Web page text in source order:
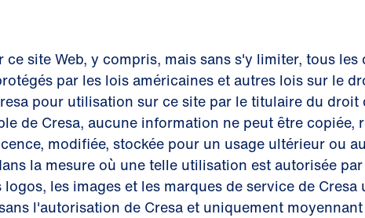
site Web, y compris, mais sans s'y limiter, tous
par les lois américaines et autres lois sur le
pour utilisation sur ce site par le titulaire du
de Cresa, aucune information ne peut être
modifiée, stockée pour un usage ultérieur ou
la mesure où une telle utilisation est autorisée
les images et les marques de service de
l'autorisation de Cresa et uniquement